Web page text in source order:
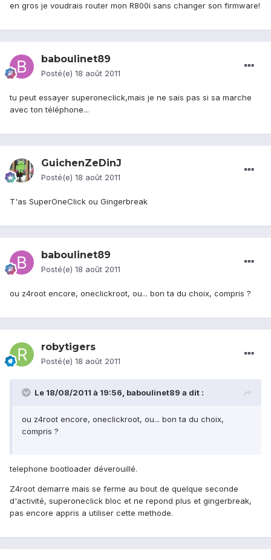
en gros je voudrais router mon R800i sans changer son firmware!
baboulinet89
Posté(e) 18 août 2011
tu peut essayer superoneclick,mais je ne sais pas si sa marche
avec ton téléphone...
GuichenZeDinJ
Posté(e) 18 août 2011
T'as SuperOneClick ou Gingerbreak
baboulinet89
Posté(e) 18 août 2011
ou z4root encore, oneclickroot, ou... bon ta du choix, compris ?
robytigers
Posté(e) 18 août 2011
Le 18/08/2011 à 19:56, baboulinet89 a dit :
ou z4root encore, oneclickroot, ou... bon ta du choix,
compris ?
telephone bootloader déverouillé.
Z4root demarre mais se ferme au bout de quelque seconde
d'activité, superoneclick bloc et ne repond plus et gingerbreak,
pas encore appris a utiliser cette methode.